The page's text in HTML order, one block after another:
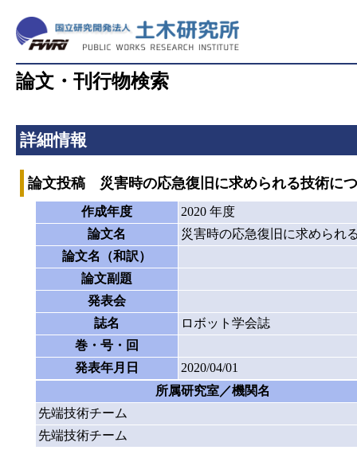
論文・刊行物検索
詳細情報
論文投稿 災害時の応急復旧に求められる技術に
作成年度
2020 年度
論文名
災害時の応急復旧に求められ
論文名（和訳）
論文副題
発表会
誌名
ロボット学会誌
巻・号・回
発表年月日
2020/04/01
所属研究室／機関名
先端技術チーム
先端技術チーム